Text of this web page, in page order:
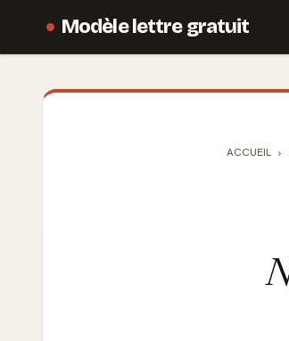
Modèle lettre gratuit
ACCUEIL